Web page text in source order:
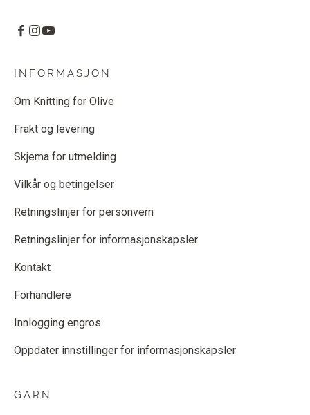
INFORMASJON
Om Knitting for Olive
Frakt og levering
Skjema for utmelding
Vilkår og betingelser
Retningslinjer for personvern
Retningslinjer for informasjonskapsler
Kontakt
Forhandlere
Innlogging engros
Oppdater innstillinger for informasjonskapsler
GARN